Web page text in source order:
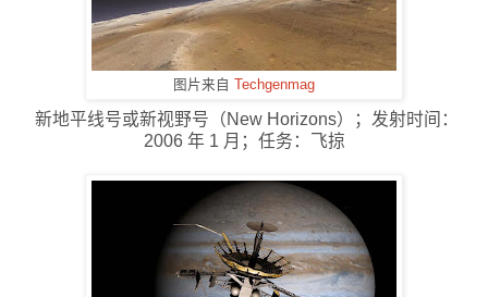
图片来自 Techgenmag
新地平线号或新视野号（New Horizons）；发射时间：
2006 年 1 月；任务：飞掠